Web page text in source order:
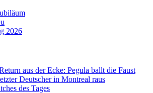
2026
aus der Ecke: Pegula ballt die Faust
Deutscher in Montreal raus
des Tages